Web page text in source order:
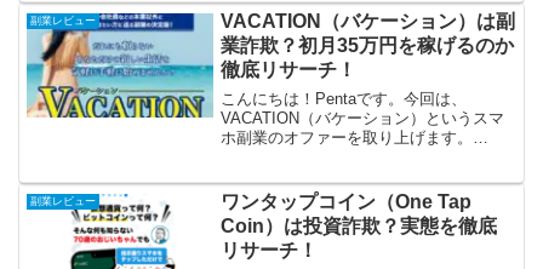
でしょうか？さっそく徹底リサーチして
み...
副業レビュー
VACATION（バケーション）は副
業詐欺？初月35万円を稼げるのか
徹底リサーチ！
こんにちは！Pentaです。今回は、
VACATION（バケーション）というスマ
ホ副業のオファーを取り上げます。
万円が可能、という副業です。本業以外
でそれだけ稼げ...
副業レビュー
ワンタップコイン（One Tap
Coin）は投資詐欺？実態を徹底
リサーチ！